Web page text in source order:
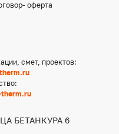
оферта
смет, проектов:
therm.ru
БЕТАНКУРА 6